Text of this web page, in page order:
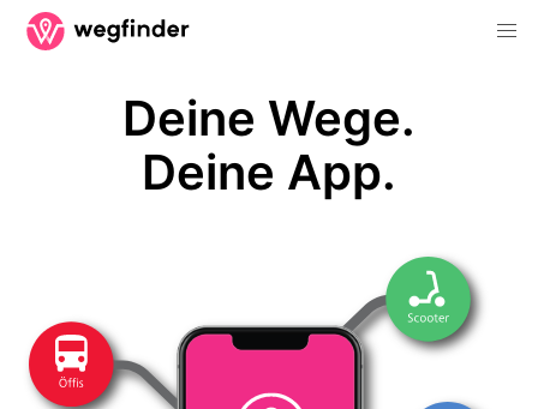
Deine Wege.
Deine App.